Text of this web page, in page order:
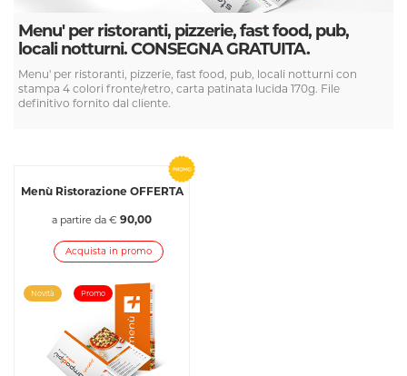
Menu' per ristoranti, pizzerie, fast food, pub,
locali notturni. CONSEGNA GRATUITA.
Menu' per ristoranti, pizzerie, fast food, pub, locali notturni con
stampa 4 colori fronte/retro, carta patinata lucida 170g. File
definitivo fornito dal cliente.
Menù Ristorazione OFFERTA
a partire da € 90,00
Acquista in promo
Novità Promo